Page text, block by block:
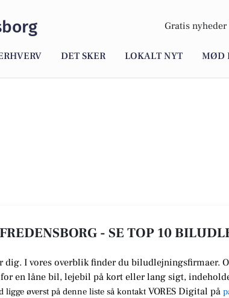
Gratis nyheder
DET SKER LOKALT NYT MØD
- SE TOP 10
dig. I vores overblik finder du biludlejningsfirmaer.
en låne bil, lejebil på kort eller lang sigt,
ligge øverst på denne liste så kontakt VORES Digital på